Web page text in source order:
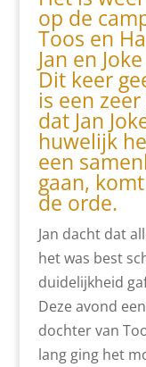
op de
Toos en
Jan en
Dit keer
is een
dat Jan
huwelijk
een
gaan,
de orde.
Jan dacht dat
het was best
duidelijkheid
Deze avond
dochter van
lang ging het